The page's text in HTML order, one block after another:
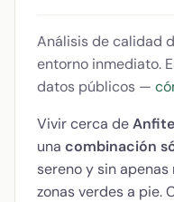
Análisis de calidad
entorno inmediato.
datos públicos —
Vivir cerca de
una combinación
sereno y sin
zonas verdes a pie.